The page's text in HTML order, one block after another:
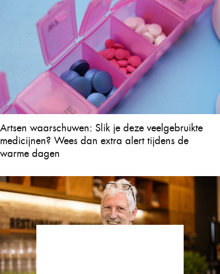
Artsen waarschuwen: Slik je deze veelgebruikte
medicijnen? Wees dan extra alert tijdens de
warme dagen